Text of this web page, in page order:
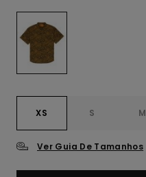
XS S M
Ver Guia De Tamanhos